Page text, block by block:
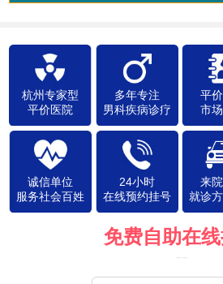
杭州专家型
平价医院
多年专注
男科疾病诊疗
平
市
诚信单位
服务社会百姓
24小时
在线预约挂号
来
就诊
免费自助在